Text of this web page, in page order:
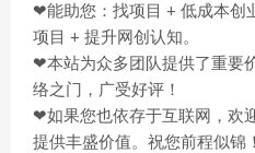
❤能助您：找项目 + 低成本创
项目 + 提升网创认知。
❤本站为众多团队提供了重要
络之门，广受好评！
❤如果您也依存于互联网，欢
提供丰盛价值。祝您前程似锦！